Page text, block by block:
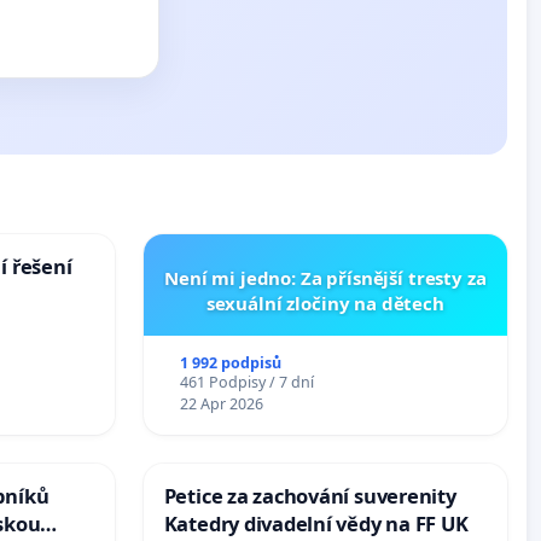
řešení
Není mi jedno: Za přísnější tresty za
sexuální zločiny na dětech
1 992 podpisů
461 Podpisy / 7 dní
22 Apr 2026
Petice za zachování suverenity
Katedry divadelní vědy na FF UK